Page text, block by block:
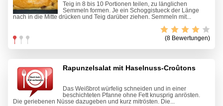
Teig in 8 bis 10 Portionen teilen, zu länglichen
Semmeln formen. Je ein Schoggistueck der Länge
nach in die Mitte drücken und Teig darüber ziehen. Semmeln mit...
(8 Bewertungen)
Rapunzelsalat mit Haselnuss-Croûtons
Das Weißbrot würfelig schneiden und in einer
beschichteten Pfanne ohne Fett knusprig anrösten.
Die geriebenen Nüsse dazugeben und kurz mitrösten. Die...